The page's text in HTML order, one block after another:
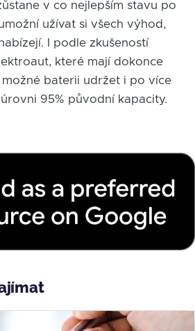
v co nejlepším stavu po
užívat si všech výhod,
I podle zkušeností
které mají dokonce
baterii udržet i po více
95% původní kapacity.